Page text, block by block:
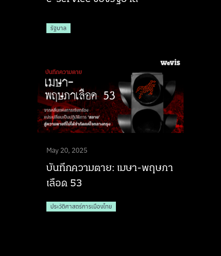
รัฐบาล
May 20, 2025
บันทึกความตาย: เมษา-พฤษภา
เลือด 53
ประวัติศาสตร์การเมืองไทย